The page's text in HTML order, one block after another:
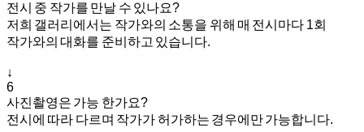
전시 중 작가를 만날 수 있나요?
저희 갤러리에서는 작가와의 소통을 위해 매 전시마다 1회
작가와의 대화를 준비하고 있습니다.
↓
6
사진촬영은 가능 한가요?
전시에 따라 다르며 작가가 허가하는 경우에만 가능합니다.